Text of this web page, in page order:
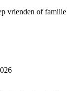
vrienden of familie